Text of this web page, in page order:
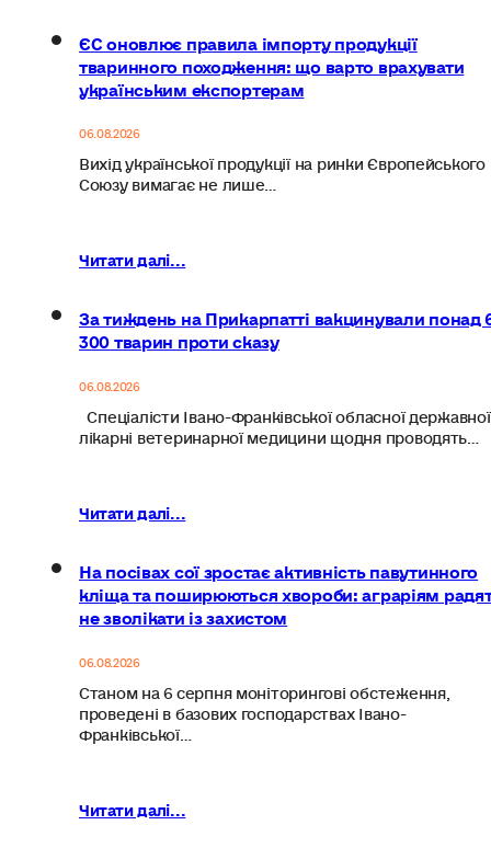
ЄС оновлює правила імпорту продукції
тваринного походження: що варто врахувати
українським експортерам
06.08.2026
Вихід української продукції на ринки Європейського
Союзу вимагає не лише…
Читати далі...
За тиждень на Прикарпатті вакцинували понад
300 тварин проти сказу
06.08.2026
Спеціалісти Івано-Франківської обласної державної
лікарні ветеринарної медицини щодня проводять…
Читати далі...
На посівах сої зростає активність павутинного
кліща та поширюються хвороби: аграріям
не зволікати із захистом
06.08.2026
Станом на 6 серпня моніторингові обстеження,
проведені в базових господарствах Івано-
Франківської…
Читати далі...